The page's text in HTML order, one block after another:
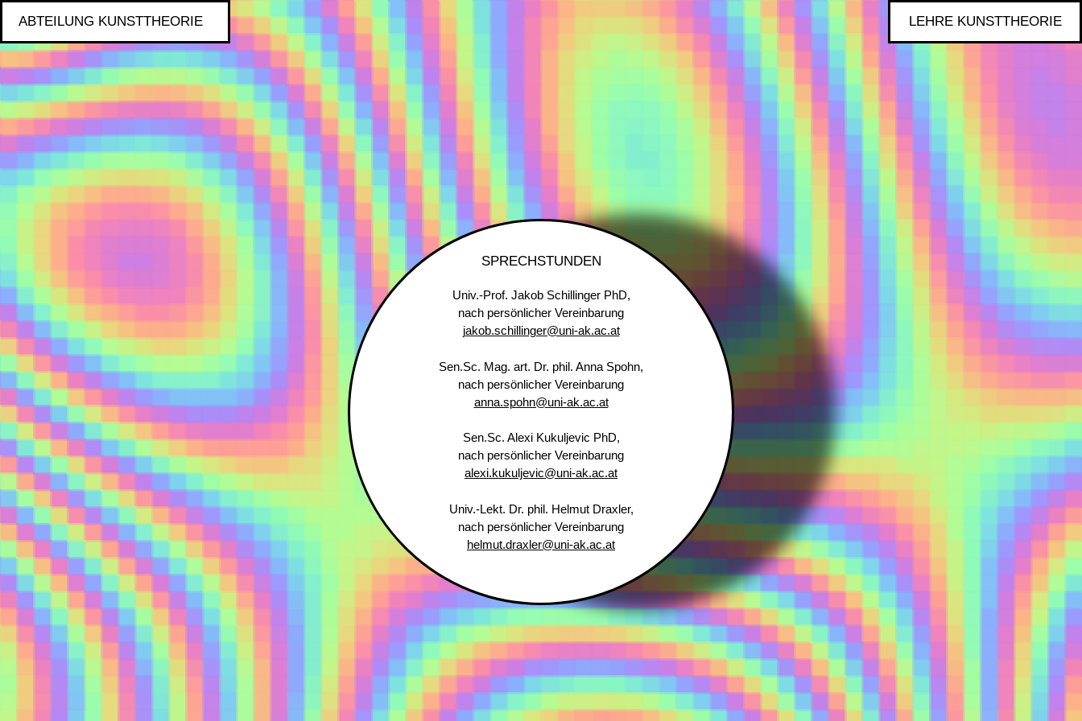
ABTEILUNG KUNSTTHEORIE LEHRE KUNSTTHEORIE
SPRECHSTUNDEN
Univ.-Prof. Jakob Schillinger PhD,
nach persönlicher Vereinbarung
jakob.schillinger@uni-ak.ac.at
Sen.Sc. Mag. art. Dr. phil. Anna Spohn,
nach persönlicher Vereinbarung
anna.spohn@uni-ak.ac.at
Sen.Sc. Alexi Kukuljevic PhD,
nach persönlicher Vereinbarung
alexi.kukuljevic@uni-ak.ac.at
Univ.-Lekt. Dr. phil. Helmut Draxler,
nach persönlicher Vereinbarung
helmut.draxler@uni-ak.ac.at